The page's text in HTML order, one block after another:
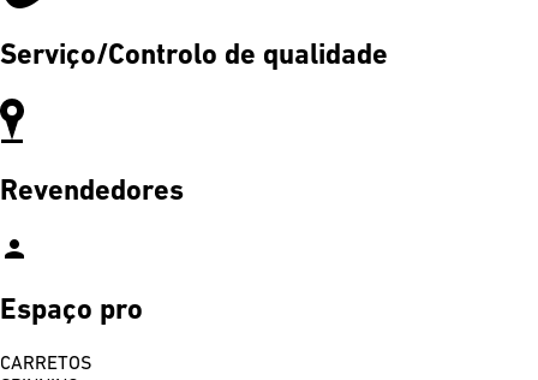
Serviço/Controlo de qualidade
Revendedores
person
Espaço pro
CARRETOS